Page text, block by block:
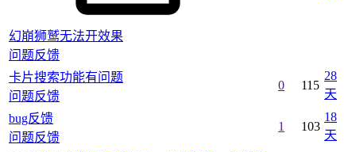
幻崩狮鹫无法开效果
问题反馈
卡片搜索功能有问题
问题反馈
0 115
28
天
bug反馈
问题反馈
1 103
18
天